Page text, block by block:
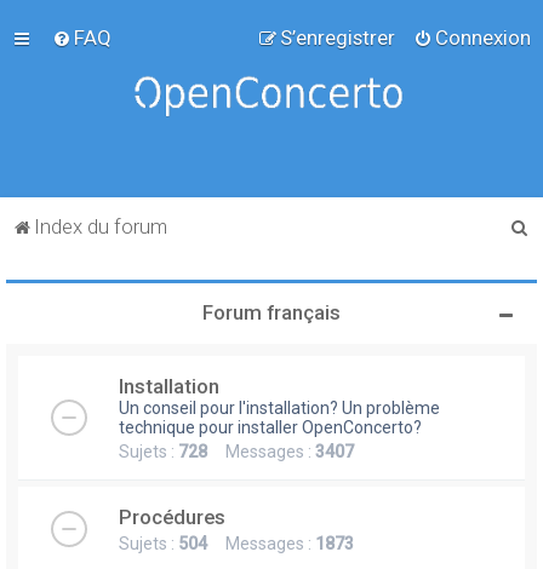
FAQ Connexion
S’enregistrer
Index du forum
Forum français
Installation
Un conseil pour l'installation? Un problème
technique pour installer OpenConcerto?
Sujets : 728 Messages : 3407
Procédures
Sujets : 504Messages : 1873